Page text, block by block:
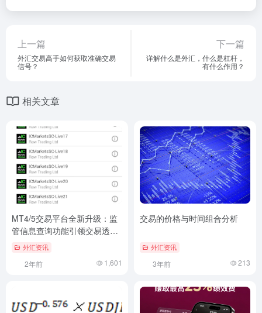
上一篇
外汇交易高手如何获取准确交易
信号？
下一篇
详解什么是外汇，什么是杠杆，
有什么作用？
相关文章
MT4/5交易平台全新升级：监
管信息查询功能引领交易透明
度革新！
外汇资讯
2年前 1,601
交易的价格与时间组合分析
外汇资讯
3年前 213